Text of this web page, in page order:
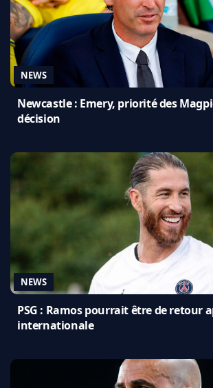
NEWS
Newcastle : Emery, priorité des
décision
NEWS
PSG : Ramos pourrait être de retour
internationale